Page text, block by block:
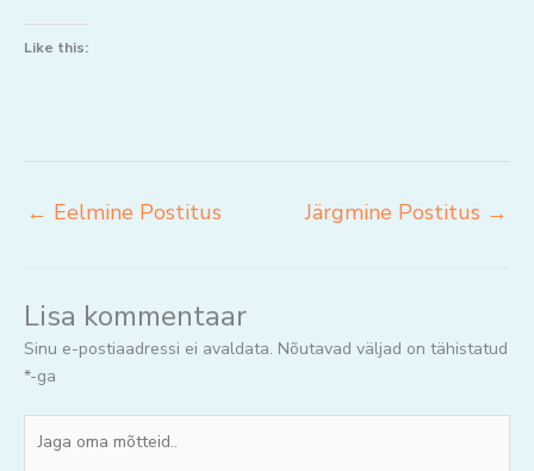
Like this:
← Eelmine Postitus Järgmine Postitus →
Lisa kommentaar
Sinu e-postiaadressi ei avaldata. Nõutavad väljad on tähistatud
*-ga
oma